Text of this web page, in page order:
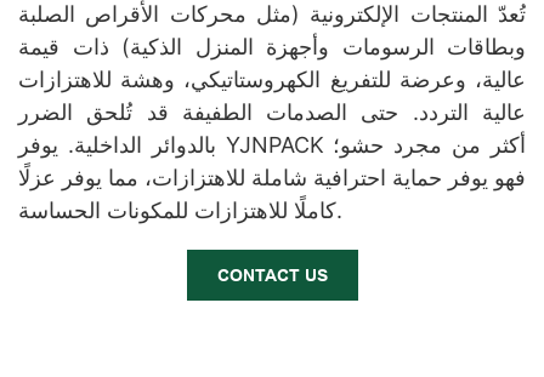
تُعدّ المنتجات الإلكترونية (مثل محركات الأقراص الصلبة
وبطاقات الرسومات وأجهزة المنزل الذكية) ذات قيمة
عالية، وعرضة للتفريغ الكهروستاتيكي، وهشة للاهتزازات
عالية التردد. حتى الصدمات الطفيفة قد تُلحق الضرر
بالدوائر الداخلية. يوفر YJNPACK أكثر من مجرد حشو؛
فهو يوفر حماية احترافية شاملة للاهتزازات، مما يوفر عزلًا
كاملًا للاهتزازات للمكونات الحساسة.
CONTACT US